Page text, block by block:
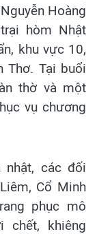
Hoàng
hòm Nhật
khu vực 10,
Thơ. Tại buổi
thờ và một
vụ chương
nhật, các đối
Cổ Minh
phục mô
chết, khiêng